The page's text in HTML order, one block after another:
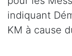
indiquant
KM à cause